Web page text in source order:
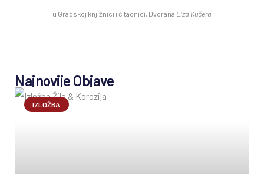
u Gradskoj knjižnici i čitaonici, Dvorana Elza Kučera
Najnovije Objave
IZLOŽBA